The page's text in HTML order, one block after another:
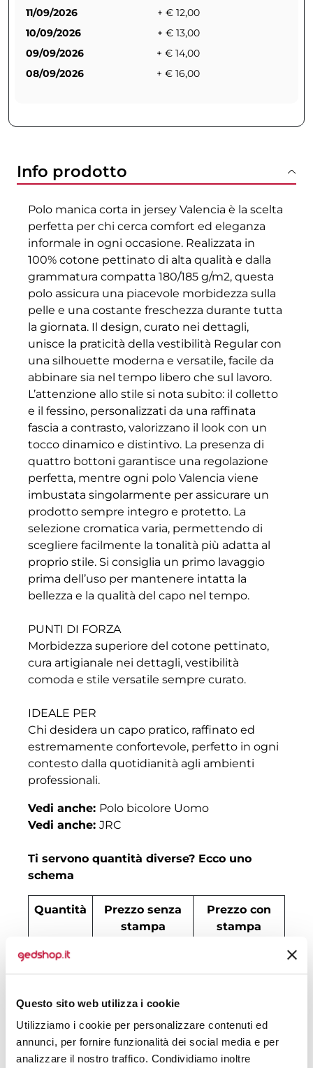
Questo sito web utilizza i cookie
Utilizziamo i cookie per personalizzare contenuti ed
annunci, per fornire funzionalità dei social media e per
analizzare il nostro traffico. Condividiamo inoltre
11/09/2026
+ € 12,00
10/09/2026
+ € 13,00
09/09/2026
+ € 14,00
08/09/2026
+ € 16,00
Info prodotto
Polo manica corta in jersey Valencia è la scelta
perfetta per chi cerca comfort ed eleganza
informale in ogni occasione. Realizzata in
100% cotone pettinato di alta qualità e dalla
grammatura compatta 180/185 g/m2, questa
polo assicura una piacevole morbidezza sulla
pelle e una costante freschezza durante tutta
la giornata. Il design, curato nei dettagli,
unisce la praticità della vestibilità Regular con
una silhouette moderna e versatile, facile da
abbinare sia nel tempo libero che sul lavoro.
L’attenzione allo stile si nota subito: il colletto
e il fessino, personalizzati da una raffinata
fascia a contrasto, valorizzano il look con un
tocco dinamico e distintivo. La presenza di
quattro bottoni garantisce una regolazione
perfetta, mentre ogni polo Valencia viene
imbustata singolarmente per assicurare un
prodotto sempre integro e protetto. La
selezione cromatica varia, permettendo di
scegliere facilmente la tonalità più adatta al
proprio stile. Si consiglia un primo lavaggio
prima dell’uso per mantenere intatta la
bellezza e la qualità del capo nel tempo.
PUNTI DI FORZA
Morbidezza superiore del cotone pettinato,
cura artigianale nei dettagli, vestibilità
comoda e stile versatile sempre curato.
IDEALE PER
Chi desidera un capo pratico, raffinato ed
estremamente confortevole, perfetto in ogni
contesto dalla quotidianità agli ambienti
professionali.
Vedi anche: Polo bicolore Uomo
Vedi anche: JRC
Ti servono quantità diverse? Ecco uno
schema
Quantità
Prezzo senza
stampa
Prezzo con
stampa
30
200 € 7,43 € 8,73